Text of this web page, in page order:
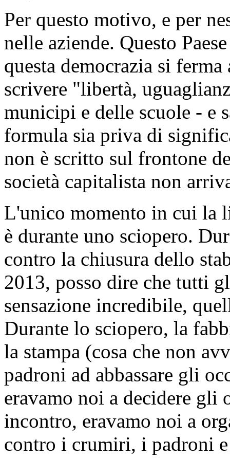
Per questo motivo, e per
nelle aziende. Questo
questa democrazia si
scrivere "libertà,
municipi e delle scuole - e
formula sia priva di
non è scritto sul frontone
società capitalista non
L'unico momento in cui la
è durante uno sciopero.
contro la chiusura dello
2013, posso dire che tutti
sensazione incredibile,
Durante lo sciopero, la
la stampa (cosa che non
padroni ad abbassare gli
eravamo noi a decidere
incontro, eravamo noi a
contro i crumiri, i padroni